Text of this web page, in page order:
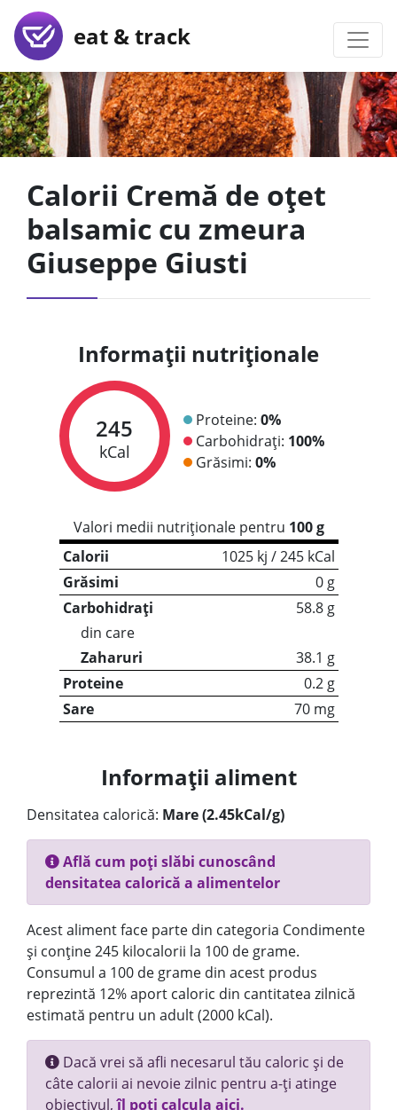
eat & track
Calorii Cremă de oțet
balsamic cu zmeura
Giuseppe Giusti
Informații nutriționale
245
kCal
Proteine: 0%
Carbohidrați: 100%
Grăsimi: 0%
Valori medii nutriționale pentru 100 g
Calorii
1025 kj / 245 kCal
Grăsimi
0 g
Carbohidrați
58.8 g
din care
Zaharuri
38.1 g
Proteine
0.2 g
Sare
70 mg
Informații aliment
Densitatea calorică: Mare (2.45kCal/g)
Află cum poți slăbi cunoscând
densitatea calorică a alimentelor
Acest aliment face parte din categoria Condimente
și conține 245 kilocalorii la 100 de grame.
Consumul a 100 de grame din acest produs
reprezintă 12% aport caloric din cantitatea zilnică
estimată pentru un adult (2000 kCal).
Dacă vrei să afli necesarul tău caloric și de
câte calorii ai nevoie zilnic pentru a-ți atinge
obiectivul,îl poți calcula aici.